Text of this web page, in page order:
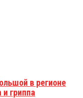
в регионе
гриппа